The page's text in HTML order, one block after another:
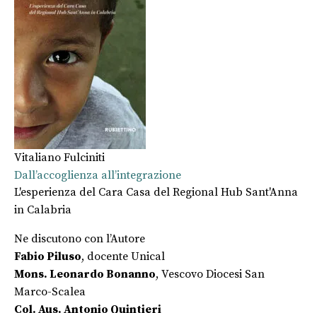
Vitaliano Fulciniti
Dall’accoglienza all’integrazione
L'esperienza del Cara Casa del Regional Hub Sant'Anna
in Calabria
Ne discutono con l’Autore
Fabio Piluso, docente Unical
Mons. Leonardo Bonanno, Vescovo Diocesi San
Marco-Scalea
Col. Aus. Antonio Quintieri